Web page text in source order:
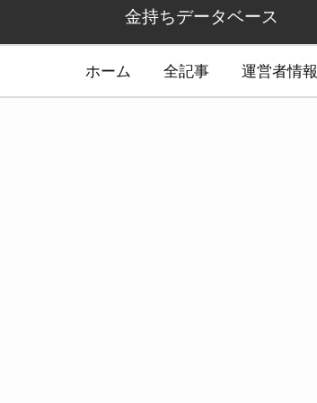
金持ちデータベース
ホーム 全記事 運営者情報